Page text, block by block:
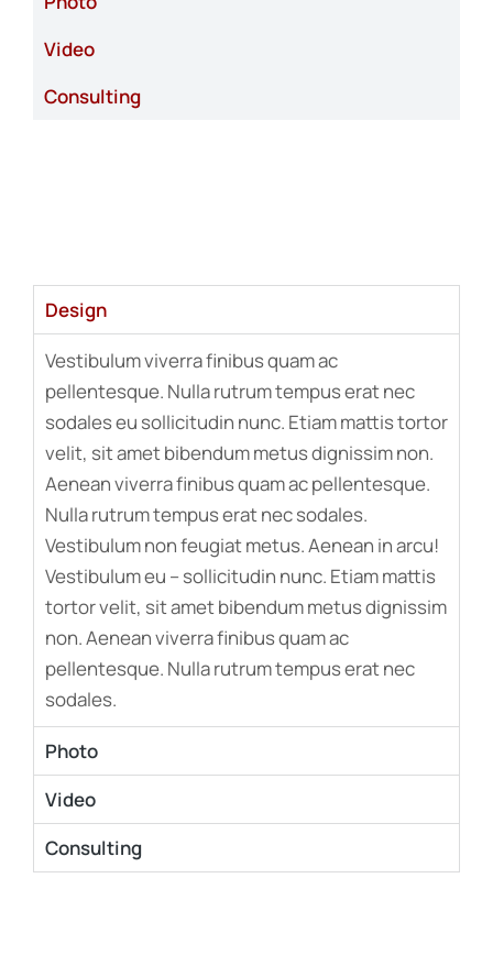
Video
Consulting
Design
Vestibulum viverra finibus quam ac
pellentesque. Nulla rutrum tempus erat nec
sodales eu sollicitudin nunc. Etiam mattis tortor
velit, sit amet bibendum metus dignissim non.
Aenean viverra finibus quam ac pellentesque.
Nulla rutrum tempus erat nec sodales.
Vestibulum non feugiat metus. Aenean in arcu!
Vestibulum eu – sollicitudin nunc. Etiam mattis
tortor velit, sit amet bibendum metus dignissim
non. Aenean viverra finibus quam ac
pellentesque. Nulla rutrum tempus erat nec
sodales.
Photo
Video
Consulting